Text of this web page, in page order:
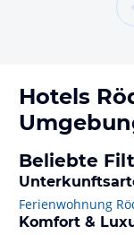
Hotels
Beliebte
Ferienwohnung
Komfort &